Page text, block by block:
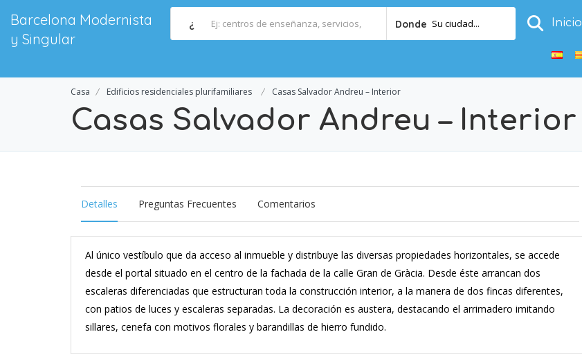
Barcelona Modernista
y Singular
¿ Donde Su ciudad... Inicio
Casa Edificios residenciales plurifamiliares Casas Salvador Andreu – Interior
Casas Salvador Andreu – Interior
Detalles Preguntas Frecuentes Comentarios
Al único vestíbulo que da acceso al inmueble y distribuye las diversas propiedades horizontales, se accede
desde el portal situado en el centro de la fachada de la calle Gran de Gràcia. Desde éste arrancan dos
escaleras diferenciadas que estructuran toda la construcción interior, a la manera de dos fincas diferentes,
con patios de luces y escaleras separadas. La decoración es austera, destacando el arrimadero imitando
sillares, cenefa con motivos florales y barandillas de hierro fundido.